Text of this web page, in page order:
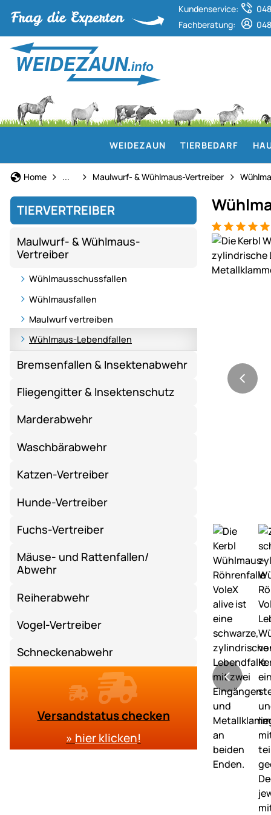
Kundenservice:
Fachberatung:
WEIDEZAUN TIERBEDARF
Home Tiervertreiber
... Maulwurf- & Wühlmaus-Vertreiber
TIERVERTREIBER
Maulwurf- & Wühlmaus-
Vertreiber
Wühlmausschussfallen
Wühlmausfallen
Maulwurf vertreiben
Wühlmaus-Lebendfallen
Bremsenfallen & Insektenabwehr
Fliegengitter & Insektenschutz
Marderabwehr
Waschbärabwehr
Katzen-Vertreiber
Hunde-Vertreiber
Fuchs-Vertreiber
Mäuse- und Rattenfallen/
Abwehr
Reiherabwehr
Vogel-Vertreiber
Schneckenabwehr
Versandstatus checken
» hier klicken!
Bewertung:
5